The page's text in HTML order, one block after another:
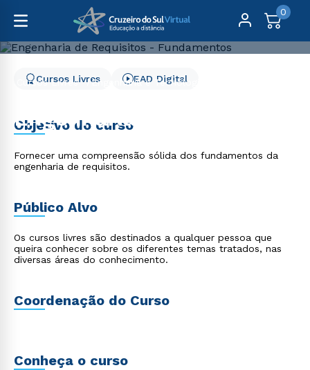
0
Cursos Livres
Engenharia e Tecnologia
Engenharia de Requisitos
- Fundamentos
Cursos Livres EAD Digital
Objetivo do curso
Fornecer uma compreensão sólida dos fundamentos da
engenharia de requisitos.
Público Alvo
Os cursos livres são destinados a qualquer pessoa que
queira conhecer sobre os diferentes temas tratados, nas
diversas áreas do conhecimento.
Coordenação do Curso
Conheça o curso